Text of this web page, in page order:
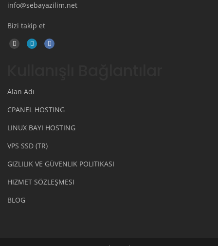
info@sebayazilim.net
Bizi takip et
Alan Adı
CPANEL HOSTING
LINUX BAYI HOSTING
VPS SSD (TR)
GIZLILIK VE GÜVENLIK POLITIKASI
HIZMET SÖZLEŞMESI
BLOG